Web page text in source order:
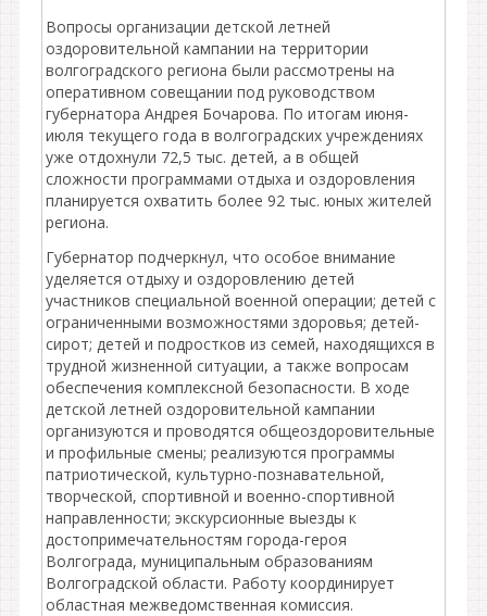
Вопросы организации детской летней
оздоровительной кампании на территории
волгоградского региона были рассмотрены на
оперативном совещании под руководством
губернатора Андрея Бочарова. По итогам июня-
июля текущего года в волгоградских учреждениях
уже отдохнули 72,5 тыс. детей, а в общей
сложности программами отдыха и оздоровления
планируется охватить более 92 тыс. юных жителей
региона.
Губернатор подчеркнул, что особое внимание
уделяется отдыху и оздоровлению детей
участников специальной военной операции; детей с
ограниченными возможностями здоровья; детей-
сирот; детей и подростков из семей, находящихся в
трудной жизненной ситуации, а также вопросам
обеспечения комплексной безопасности. В ходе
детской летней оздоровительной кампании
организуются и проводятся общеоздоровительные
и профильные смены; реализуются программы
патриотической, культурно-познавательной,
творческой, спортивной и военно-спортивной
направленности; экскурсионные выезды к
достопримечательностям города-героя
Волгограда, муниципальным образованиям
Волгоградской области. Работу координирует
областная межведомственная комиссия.